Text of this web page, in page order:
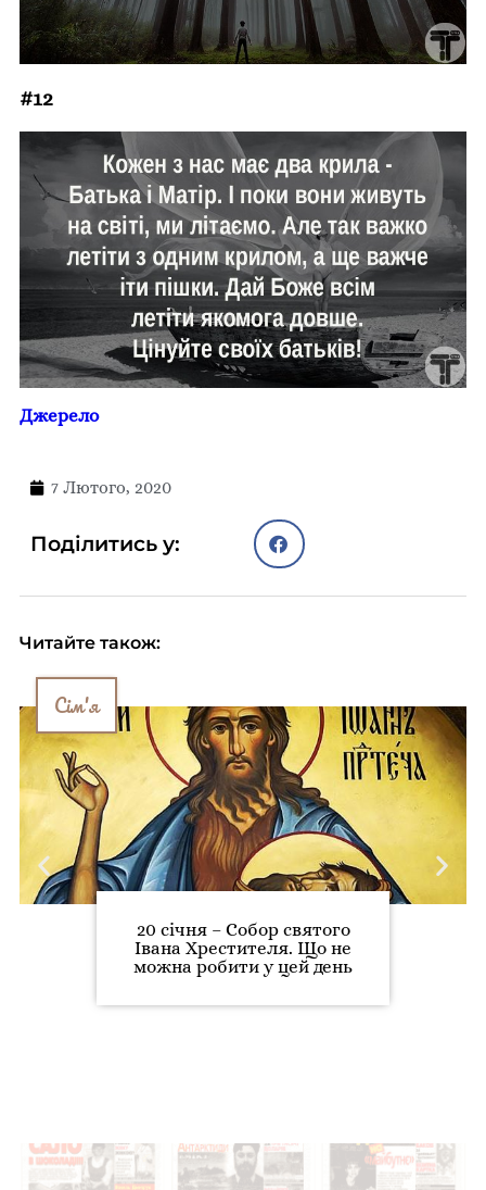
#12
Джерело
7 Лютого, 2020
Поділитись у:
Читайте також:
Сім'я
20 січня – Собор святого
Івана Хрестителя. Що не
можна робити у цей день